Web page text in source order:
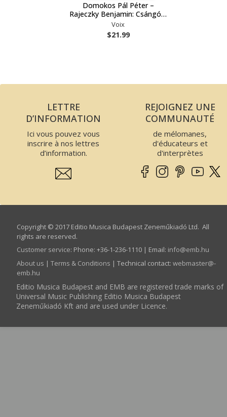
Domokos Pál Péter –
Rajeczky Benjamin: Csángó…
Voix
$21.99
LETTRE
D’INFORMATION
Ici vous pouvez vous
inscrire à nos lettres
d’information.
REJOIGNEZ UNE
COMMUNAUTÉ
de mélomanes,
d'éducateurs et
d'interprètes
Copyright © 2017 Editio Musica Budapest Zeneműkiadó Ltd. All
rights are reserved.
Customer service: Phone: +36-1-236-1110 | Email: info­@­emb.hu
About us | Terms & Conditions | Technical contact: webmaster­@­
emb.hu
Editio Musica Budapest and EMB are registered trade marks of
Universal Music Publishing Editio Musica Budapest
Zeneműkiadó Kft and are used under Licence.